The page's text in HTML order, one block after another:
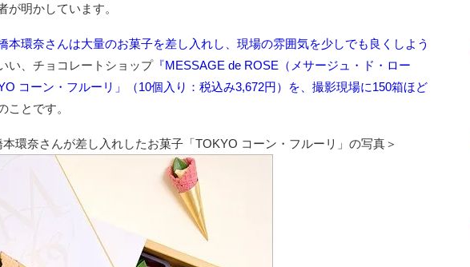
が明かしています。
本環奈さんは大量のお菓子を差し入れし、現場の雰囲気を少しでも良くしよう
い、チョコレートショップ『MESSAGE de ROSE（メサージュ・ド・ロー
コーン・フルーリ」（10個入り：税込み3,672円）を、撮影現場に150箱ほど
ことです。
本環奈さんが差し入れしたお菓子「TOKYO コーン・フルーリ」の写真＞